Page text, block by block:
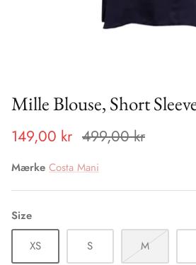
Maison Hotel
Mos Mosh
Oats & Rice Scarfs
Mille Blouse, Short
149,00 kr 499,00 kr
Mærke Costa Mani
Size
XS
S M